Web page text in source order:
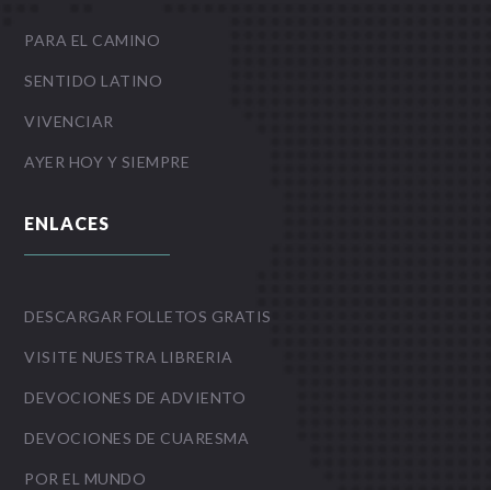
PARA EL CAMINO
SENTIDO LATINO
VIVENCIAR
AYER HOY Y SIEMPRE
ENLACES
DESCARGAR FOLLETOS GRATIS
VISITE NUESTRA LIBRERIA
DEVOCIONES DE ADVIENTO
DEVOCIONES DE CUARESMA
POR EL MUNDO